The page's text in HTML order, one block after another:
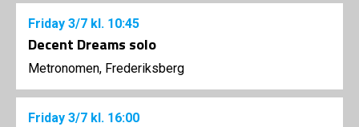
Friday 3/7 kl. 10:45
Decent Dreams solo
Metronomen, Frederiksberg
Friday 3/7 kl. 16:00